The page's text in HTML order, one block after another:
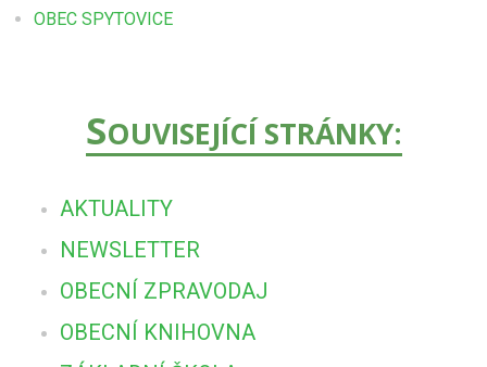
OBEC SPYTOVICE
SOUVISEJÍCÍ STRÁNKY:
AKTUALITY
NEWSLETTER
OBECNÍ ZPRAVODAJ
OBECNÍ KNIHOVNA